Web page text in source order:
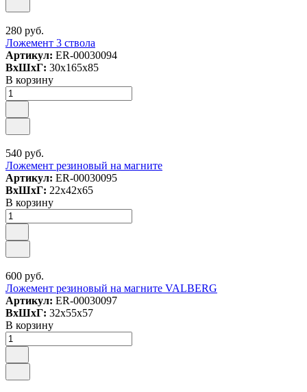
280 руб.
Ложемент 3 ствола
Артикул: ER-00030094
ВxШxГ: 30x165x85
В корзину
540 руб.
Ложемент резиновый на магните
Артикул: ER-00030095
ВxШxГ: 22x42x65
В корзину
600 руб.
Ложемент резиновый на магните VALBERG
Артикул: ER-00030097
ВxШxГ: 32x55x57
В корзину